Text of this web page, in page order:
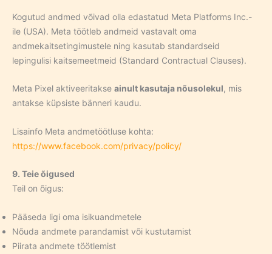
Kogutud andmed võivad olla edastatud Meta Platforms Inc.-
ile (USA). Meta töötleb andmeid vastavalt oma
andmekaitsetingimustele ning kasutab standardseid
lepingulisi kaitsemeetmeid (Standard Contractual Clauses).
Meta Pixel aktiveeritakse ainult kasutaja nõusolekul, mis
antakse küpsiste bänneri kaudu.
Lisainfo Meta andmetöötluse kohta:
https://www.facebook.com/privacy/policy/
9. Teie õigused
Teil on õigus:
Pääseda ligi oma isikuandmetele
Nõuda andmete parandamist või kustutamist
Piirata andmete töötlemist